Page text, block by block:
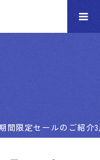
間限定セールのご紹介